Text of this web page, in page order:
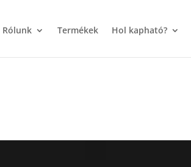
Rólunk Termékek Hol kapható?